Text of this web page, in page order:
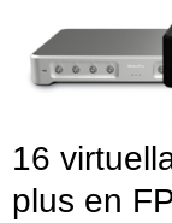
16
plus en